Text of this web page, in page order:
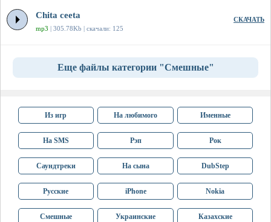
Chita ceeta
mp3 | 305.78Kb | скачали: 125
СКАЧАТЬ
Еще файлы категории "Смешные"
Из игр На любимого Именные
На SMS Рэп Рок
Саундтреки На сына DubStep
Русские iPhone Nokia
Смешные Украинские Казахские